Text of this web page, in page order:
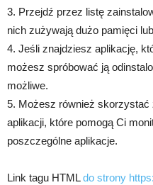
3. Przejdź przez listę
nich zużywają dużo pamięci
4. Jeśli znajdziesz aplikację,
możesz spróbować ją
możliwe.
5. Możesz również
aplikacji, które pomogą Ci
poszczególne aplikacje.
Link tagu HTMLdo strony